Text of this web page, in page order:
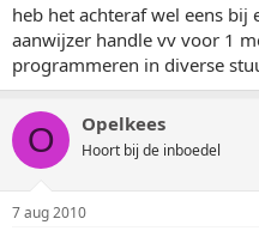
heb het achteraf wel eens bij
aanwijzer handle vv voor 1
programmeren in diverse
O Opelkees
Hoort bij de inboedel
7 aug 2010